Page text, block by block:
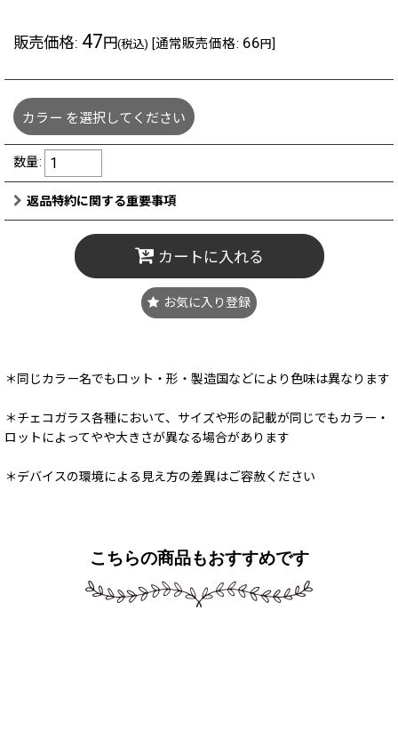
販売価格: 47円(税込) [通常販売価格: 66 円]
カラー を選択してください
数量:
返品特約に関する重要事項
カートに入れる
お気に入り登録
＊同じカラー名でもロット・形・製造国などにより色味は異なります
＊チェコガラス各種において、サイズや形の記載が同じでもカラー・
ロットによってやや大きさが異なる場合があります
＊デバイスの環境による見え方の差異はご容赦ください
こちらの商品もおすすめです